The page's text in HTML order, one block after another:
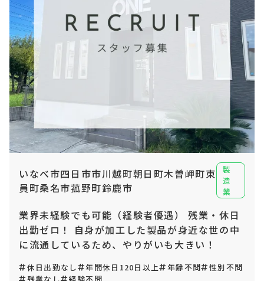
いなべ市四日市市川越町朝日町木曽岬町東
員町桑名市菰野町鈴鹿市
製
造
業
業界未経験でも可能（経験者優遇） 残業・休日
出勤ゼロ！ 自身が加工した製品が身近な世の中
に流通しているため、やりがいも大きい！
休日出勤なし 年間休日120日以上 年齢不問
性別不問